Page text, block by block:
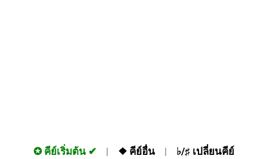
✪ คีย์เริ่มต้น ❖ คีย์อื่น ♭/♯ เปลี่ยนคีย์